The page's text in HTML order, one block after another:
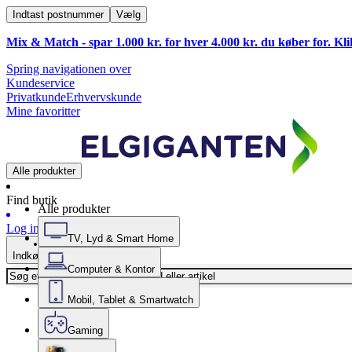
Indtast postnummer Vælg
Mix & Match - spar 1.000 kr. for hver 4.000 kr. du køber for.
Spring navigationen over
Kundeservice
PrivatkundeErhvervskunde
Mine favoritter
Alle produkter
Find butik
Log ind
Indkøbskurv
Alle produkter
TV, Lyd & Smart Home
Computer & Kontor
Mobil, Tablet & Smartwatch
Gaming